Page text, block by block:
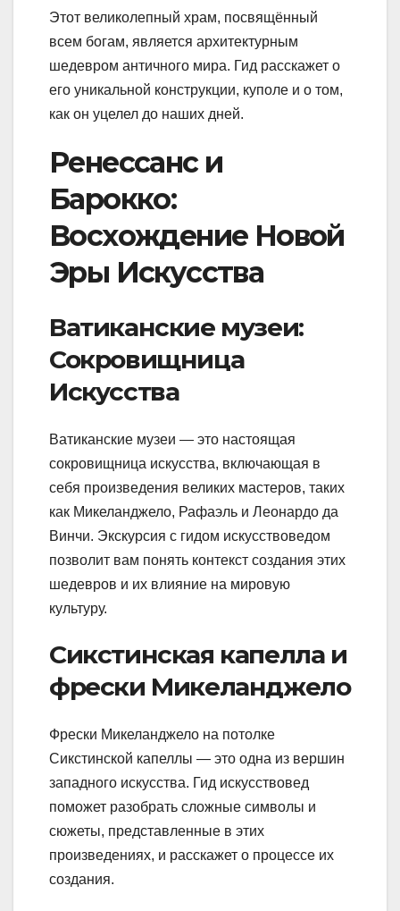
Этот великолепный храм, посвящённый
всем богам, является архитектурным
шедевром античного мира. Гид расскажет о
его уникальной конструкции, куполе и о том,
как он уцелел до наших дней.
Ренессанс и
Барокко:
Восхождение Новой
Эры Искусства
Ватиканские музеи:
Сокровищница
Искусства
Ватиканские музеи — это настоящая
сокровищница искусства, включающая в
себя произведения великих мастеров, таких
как Микеланджело, Рафаэль и Леонардо да
Винчи. Экскурсия с гидом искусствоведом
позволит вам понять контекст создания этих
шедевров и их влияние на мировую
культуру.
Сикстинская капелла и
фрески Микеланджело
Фрески Микеланджело на потолке
Сикстинской капеллы — это одна из вершин
западного искусства. Гид искусствовед
поможет разобрать сложные символы и
сюжеты, представленные в этих
произведениях, и расскажет о процессе их
создания.